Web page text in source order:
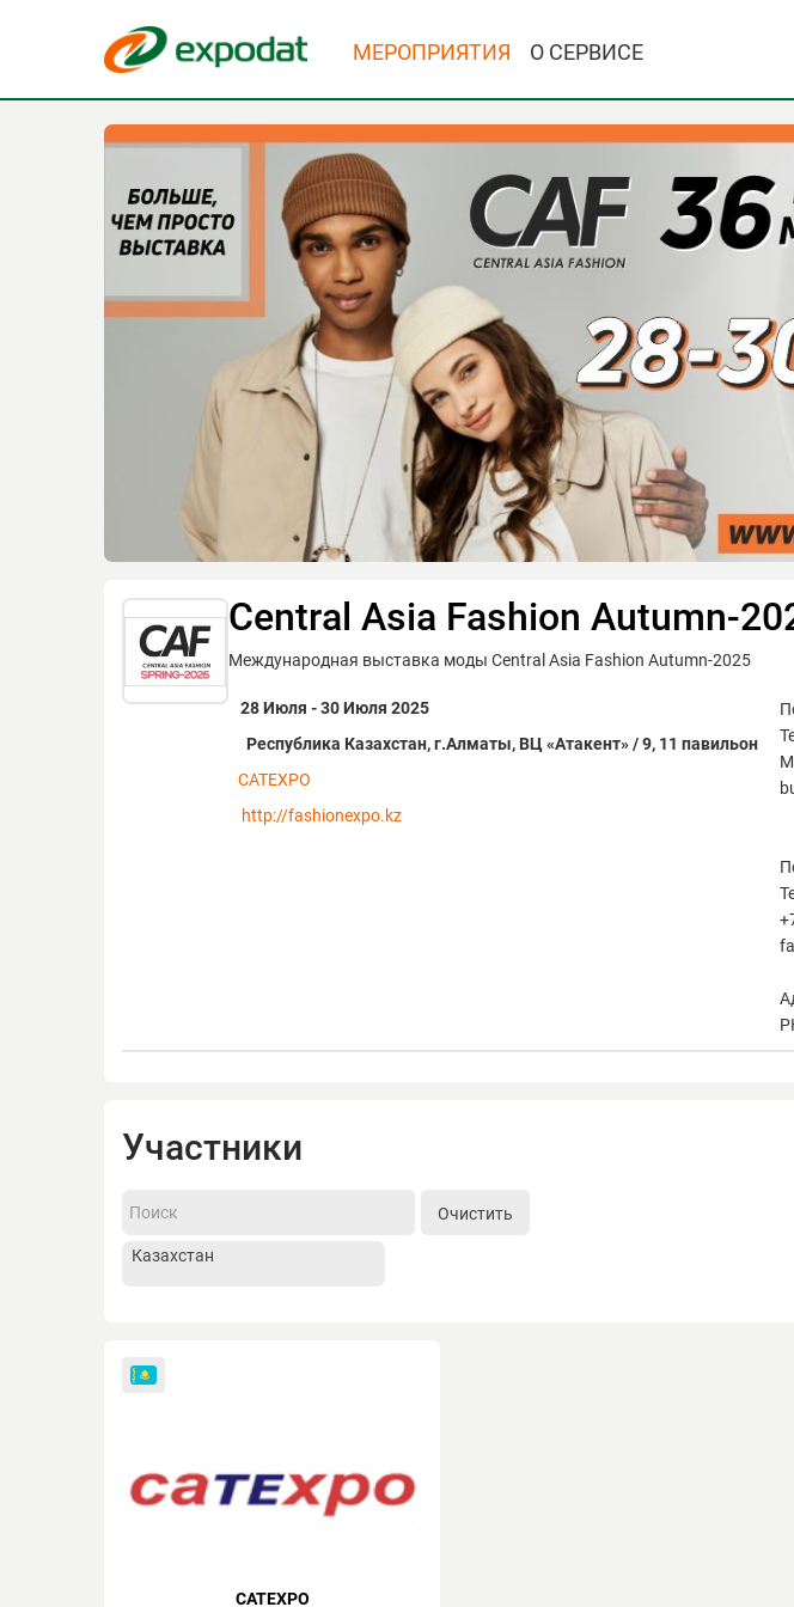
МЕРОПРИЯТИЯ О СЕРВИСЕ
Central Asia Fashion Autumn-
Международная выставка моды Central Asia Fashion Autumn-2025
28 Июля - 30 Июля 2025
Республика Казахстан, г.Алматы, ВЦ «Атакент» / 9, 11 павильон
CATEXPO
http://fashionexpo.kz
Участники
Очистить
CATEXPO